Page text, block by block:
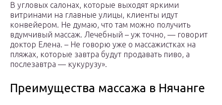
В угловых салонах, которые выходят яркими
витринами на главные улицы, клиенты идут
конвейером. Не думаю, что там можно получить
вдумчивый массаж. Лечебный – уж точно, — говорит
доктор Елена. – Не говорю уже о массажистках на
пляжах, которые завтра будут продавать пиво, а
послезавтра — кукурузу».
Преимущества массажа в Нячанге